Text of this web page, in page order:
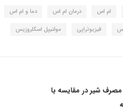
ام اس درمان ام اس دما و ام اس
فیزیوتراپی مولتیپل اسکلروزیس
مصرف شیر در مقایسه با